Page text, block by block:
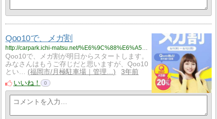
Qoo10で、メガ割
Qoo10で、メガ割が明日からスタートします。
みなさんはもうご存じだと思いますが、Qoo10
とい…
福岡市/月極駐車場｜管理…
3年前
いいね！
0